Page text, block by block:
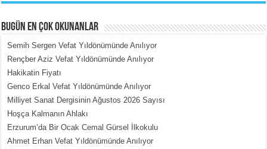
MEHMET ÇOBAN
İçerdeki Put Dışardaki Maskeler...
BUGÜN EN ÇOK OKUNANLAR
Semih Sergen Vefat Yıldönümünde Anılıyor
Rençber Aziz Vefat Yıldönümünde Anılıyor
Hakikatin Fiyatı
Genco Erkal Vefat Yıldönümünde Anılıyor
Milliyet Sanat Dergisinin Ağustos 2026 Sayısı
Hoşça Kalmanın Ahlakı
Erzurum’da Bir Ocak Cemal Gürsel İlkokulu
Ahmet Erhan Vefat Yıldönümünde Anılıyor